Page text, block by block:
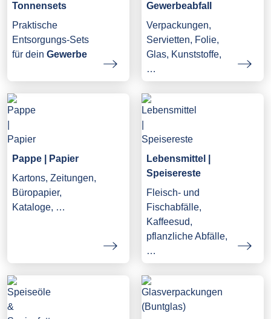
Tonnensets
Praktische
Entsorgungs-Sets
für dein Gewerbe
Gewerbeabfall
Verpackungen,
Servietten, Folie,
Glas, Kunststoffe,
…
Pappe | Papier
Kartons, Zeitungen,
Büropapier,
Kataloge, …
Lebensmittel |
Speisereste
Fleisch- und
Fischabfälle,
Kaffeesud,
pflanzliche Abfälle,
…